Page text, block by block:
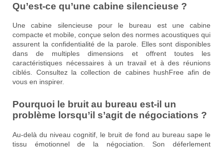
Qu’est-ce qu’une cabine silencieuse ?
Une cabine silencieuse pour le bureau est une cabine
compacte et mobile, conçue selon des normes acoustiques qui
assurent la confidentialité de la parole. Elles sont disponibles
dans de multiples dimensions et offrent toutes les
caractéristiques nécessaires à un travail et à des réunions
ciblés. Consultez la collection de cabines hushFree afin de
vous en inspirer.
Pourquoi le bruit au bureau est-il un
problème lorsqu’il s’agit de négociations ?
Au-delà du niveau cognitif, le bruit de fond au bureau sape le
tissu émotionnel de la négociation. Son déferlement